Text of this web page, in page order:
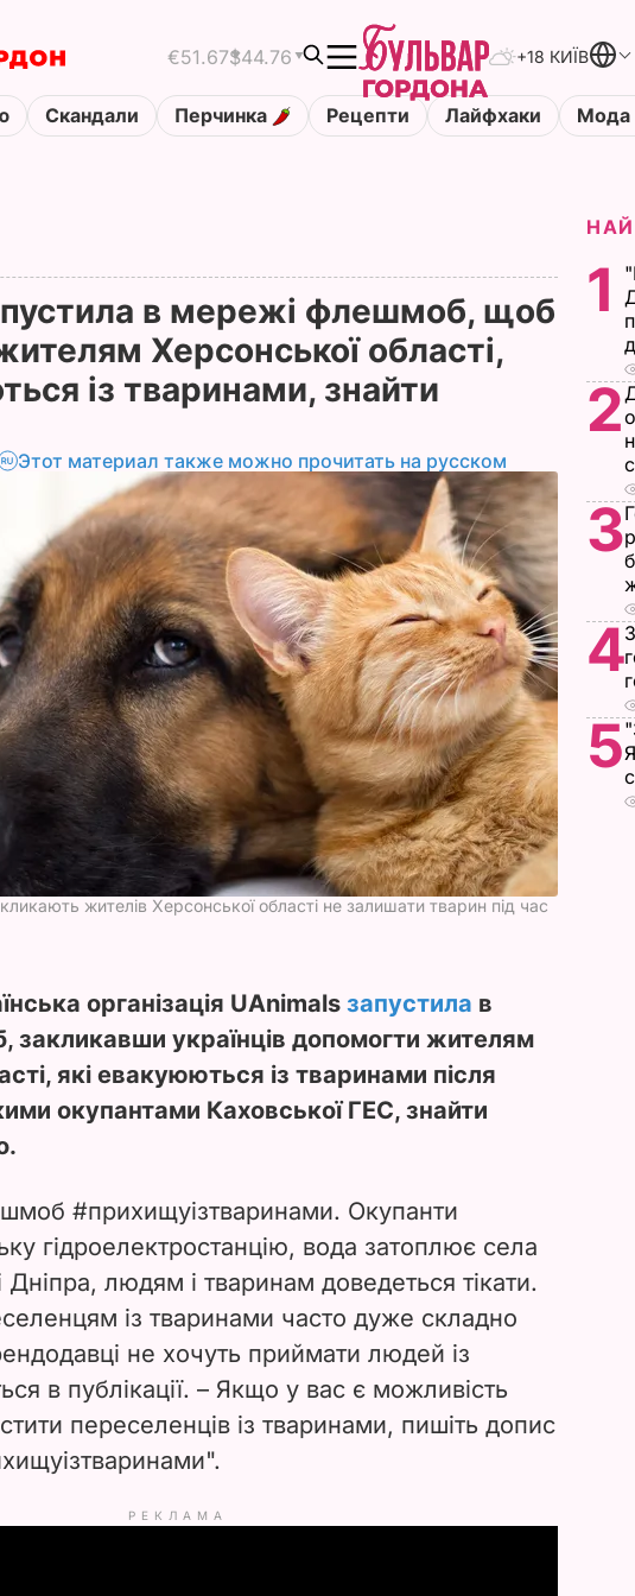
€51.67$44.76 +18 КИЇВ
Скандали Перчинка Рецепти Лайфхаки Мода
в мережі флешмоб, щоб
Херсонської області,
із тваринами, знайти
Этот материал также можно прочитать на русском
жителів Херсонської області не залишати тварин під час
організація UAnimals запустила в
українців допомогти жителям
які евакуюються із тваринами після
окупантами Каховської ГЕС, знайти
#прихищуізтваринами. Окупанти
гідроелектростанцію, вода затоплює села
людям і тваринам доведеться тікати.
із тваринами часто дуже складно
не хочуть приймати людей із
в публікації. – Якщо у вас є можливість
переселенців із тваринами, пишіть допис
РЕКЛАМА
1
2
3
4
5